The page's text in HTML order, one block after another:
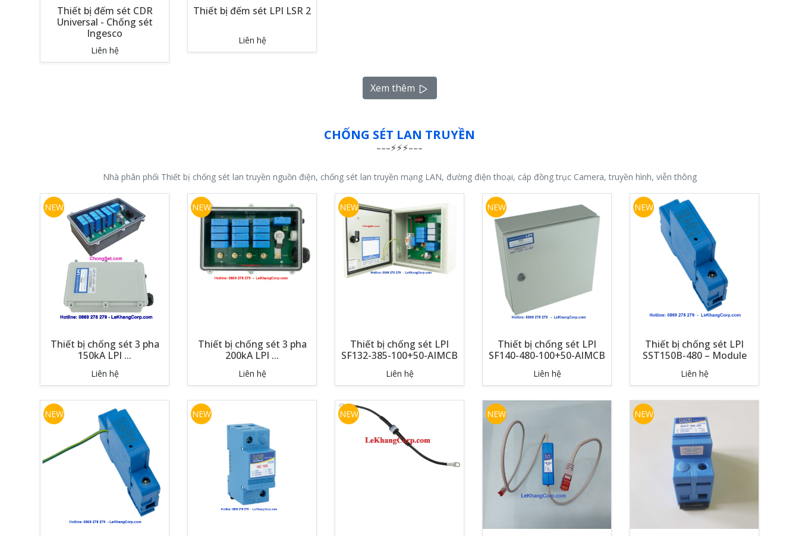
Thiết bị đếm sét CDR
Universal - Chống sét
Ingesco
Liên hệ
Thiết bị đếm sét LPI LSR 2
Liên hệ
Xem thêm
CHỐNG SÉT LAN TRUYỀN
Nhà phân phối Thiết bị chống sét lan truyền nguồn điện, chống sét lan truyền mạng LAN, đường điện thoại, cáp đồng trục Camera, truyền hình, viễn thông
NEW
Thiết bị chống sét 3 pha
150kA LPI ...
Liên hệ
NEW
Thiết bị chống sét 3 pha
200kA LPI ...
Liên hệ
NEW
Thiết bị chống sét LPI
SF132-385-100+50-AIMCB
Liên hệ
NEW
Thiết bị chống sét LPI
SF140-480-100+50-AIMCB
Liên hệ
NEW
Thiết bị chống sét LPI
SST150B-480 – Module
Liên hệ
NEW NEW NEW NEW NEW